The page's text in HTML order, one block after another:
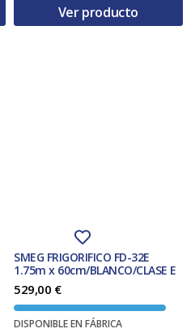
Ver producto
SMEG FRIGORIFICO FD-32E
1.75m x 60cm/BLANCO/CLASE E
529,00 €
DISPONIBLE EN FÁBRICA